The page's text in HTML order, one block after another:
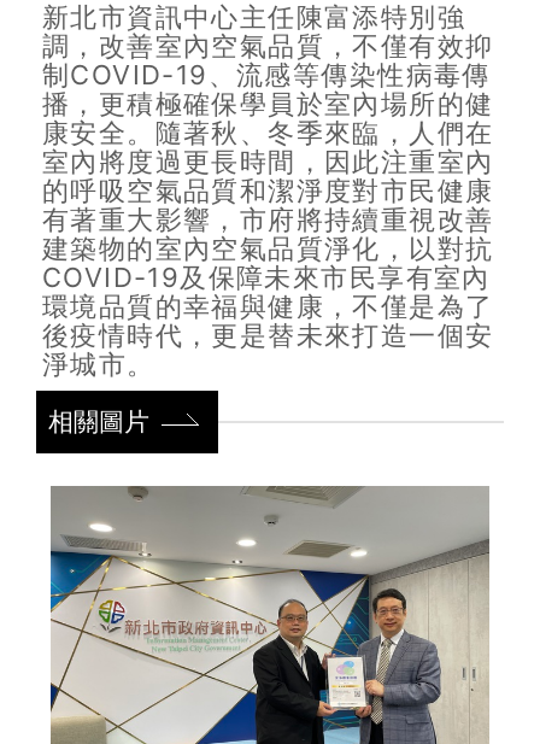
新北市資訊中心主任陳富添特別強
調，改善室內空氣品質，不僅有效抑
制COVID-19、流感等傳染性病毒傳
播，更積極確保學員於室內場所的健
康安全。隨著秋、冬季來臨，人們在
室內將度過更長時間，因此注重室內
的呼吸空氣品質和潔淨度對市民健康
有著重大影響，市府將持續重視改善
建築物的室內空氣品質淨化，以對抗
COVID-19及保障未來市民享有室內
環境品質的幸福與健康，不僅是為了
後疫情時代，更是替未來打造一個安
淨城市。
相關圖片